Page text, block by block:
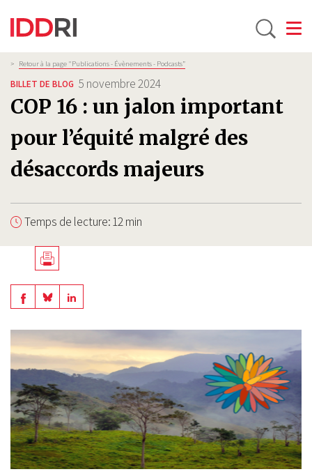
Aller
au
contenu
principal
Fil
d'Ariane
> Retour à la page "Publications - Évènements - Podcasts”
BILLET DE BLOG 5 novembre 2024
COP 16 : un jalon important
pour l’équité malgré des
désaccords majeurs
Temps de lecture: 12 min
Télécharger
en
Share
on
Facebook
Share
BlueSky
Share
Linkedin